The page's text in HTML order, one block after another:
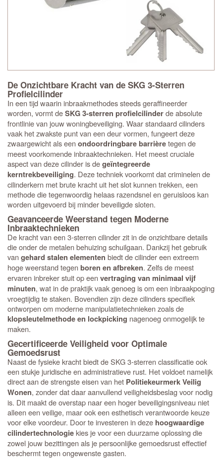
De Onzichtbare Kracht van de SKG 3-Sterren
Profielcilinder
In een tijd waarin inbraakmethodes steeds geraffineerder
worden, vormt deSKG 3-sterren profielcilinderde absolute
frontlinie van jouw woningbeveiliging. Waar standaard cilinders
vaak het zwakste punt van een deur vormen, fungeert deze
zwaargewicht als eenondoordringbare barrièretegen de
meest voorkomende inbraaktechnieken. Het meest cruciale
aspect van deze cilinder is degeïntegreerde
kerntrekbeveiliging. Deze techniek voorkomt dat criminelen de
cilinderkern met brute kracht uit het slot kunnen trekken, een
methode die tegenwoordig helaas razendsnel en geruisloos kan
worden uitgevoerd bij minder beveiligde sloten.
Geavanceerde Weerstand tegen Moderne
Inbraaktechnieken
De kracht van een 3-sterren cilinder zit in de onzichtbare details
die onder de metalen behuizing schuilgaan. Dankzij het gebruik
vangehard stalen elementen biedt de cilinder een extreem
hoge weerstand tegenboren en afbreken. Zelfs de meest
ervaren inbreker stuit op eenvertraging van minimaal vijf
minuten, wat in de praktijk vaak genoeg is om een inbraakpoging
vroegtijdig te staken. Bovendien zijn deze cilinders specifiek
ontworpen om moderne manipulatietechnieken zoals de
klopsleutelmethode en lockpicking nagenoeg onmogelijk te
maken.
Gecertificeerde Veiligheid voor Optimale
Gemoedsrust
Naast de fysieke kracht biedt de SKG 3-sterren classificatie ook
een stukje juridische en administratieve rust. Het voldoet namelijk
direct aan de strengste eisen van het Politiekeurmerk Veilig
Wonen, zonder dat daar aanvullend veiligheidsbeslag voor nodig
is. Dit maakt de overstap naar een hoger beveiligingsniveau niet
alleen een veilige, maar ook een esthetisch verantwoorde keuze
voor elke voordeur. Door te investeren in deze hoogwaardige
cilindertechnologiekies je voor een duurzame oplossing die
zowel jouw bezittingen als je persoonlijke gemoedsrust effectief
beschermt tegen ongewenste gasten.